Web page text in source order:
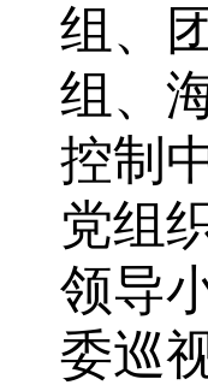
组、
组、
控制
党组
领导
委巡